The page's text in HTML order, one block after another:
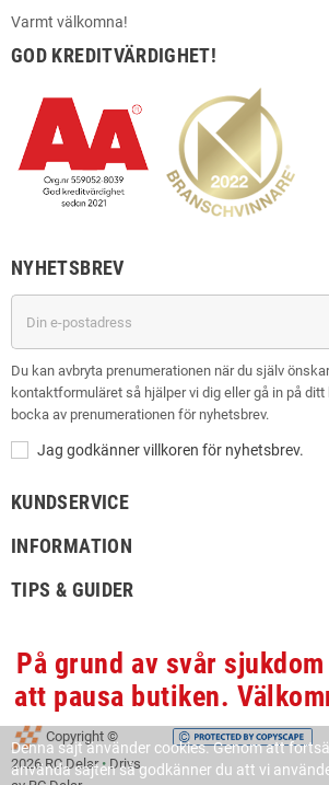
Varmt välkomna!
GOD KREDITVÄRDIGHET!
NYHETSBREV
Du kan avbryta prenumerationen när du själv
kontaktformuläret så hjälper vi dig eller gå in på
bocka av prenumerationen för nyhetsbrev.
Jag godkänner villkoren för nyhetsbrev.
KUNDSERVICE
INFORMATION
TIPS & GUIDER
På grund av svår
att pausa butiken.
Copyright ©
2026 RC Delar•Drivs
Denna sajt änvänder cookies. Genom att
använda sajten så godkänner du att vi